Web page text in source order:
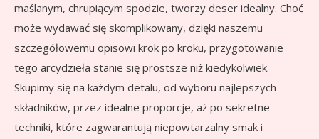
maślanym, chrupiącym spodzie, tworzy deser idealny. Choć
może wydawać się skomplikowany, dzięki naszemu
szczegółowemu opisowi krok po kroku, przygotowanie
tego arcydzieła stanie się prostsze niż kiedykolwiek.
Skupimy się na każdym detalu, od wyboru najlepszych
składników, przez idealne proporcje, aż po sekretne
techniki, które zagwarantują niepowtarzalny smak i